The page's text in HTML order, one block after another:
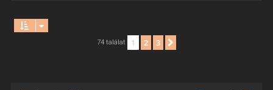
74 találat 1 2 3